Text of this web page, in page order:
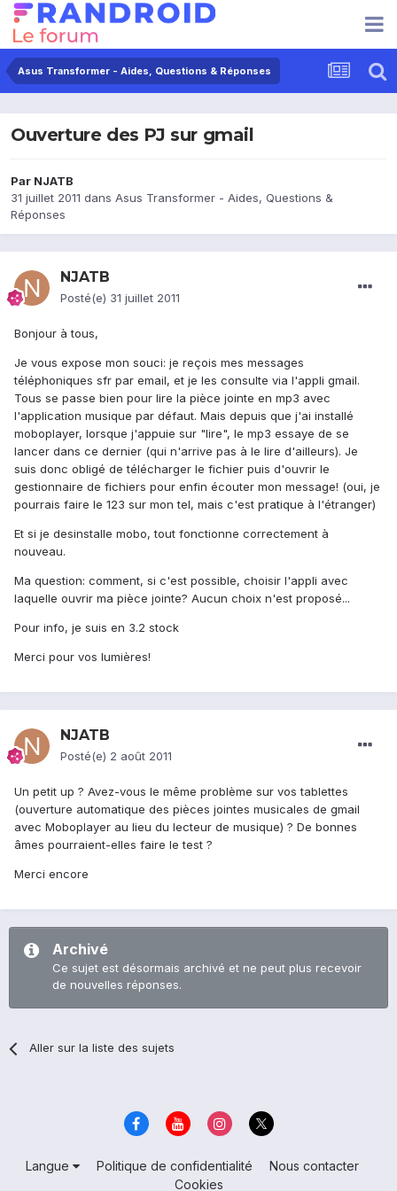
Asus Transformer - Aides, Questions & Réponses
Ouverture des PJ sur gmail
Par NJATB
31 juillet 2011 dans Asus Transformer - Aides, Questions &
Réponses
NJATB
Posté(e) 31 juillet 2011
Bonjour à tous,
Je vous expose mon souci: je reçois mes messages
téléphoniques sfr par email, et je les consulte via l'appli gmail.
Tous se passe bien pour lire la pièce jointe en mp3 avec
l'application musique par défaut. Mais depuis que j'ai installé
moboplayer, lorsque j'appuie sur "lire", le mp3 essaye de se
lancer dans ce dernier (qui n'arrive pas à le lire d'ailleurs). Je
suis donc obligé de télécharger le fichier puis d'ouvrir le
gestionnaire de fichiers pour enfin écouter mon message! (oui, je
pourrais faire le 123 sur mon tel, mais c'est pratique à l'étranger)
Et si je desinstalle mobo, tout fonctionne correctement à
nouveau.
Ma question: comment, si c'est possible, choisir l'appli avec
laquelle ouvrir ma pièce jointe? Aucun choix n'est proposé...
Pour info, je suis en 3.2 stock
Merci pour vos lumières!
NJATB
Posté(e) 2 août 2011
Un petit up ? Avez-vous le même problème sur vos tablettes
(ouverture automatique des pièces jointes musicales de gmail
avec Moboplayer au lieu du lecteur de musique) ? De bonnes
âmes pourraient-elles faire le test ?
Merci encore
Archivé
Ce sujet est désormais archivé et ne peut plus recevoir
de nouvelles réponses.
Aller sur la liste des sujets
Langue Politique de confidentialité
Nous contacter
Cookies